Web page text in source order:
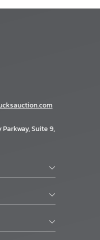
Parkway, Suite 9,